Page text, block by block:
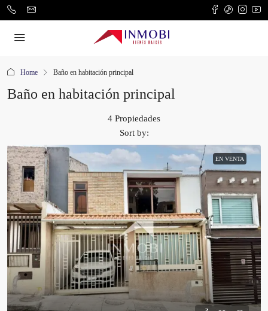
Home Baño en habitación principal
Baño en habitación principal
4 Propiedades
Sort by:
EN VENTA